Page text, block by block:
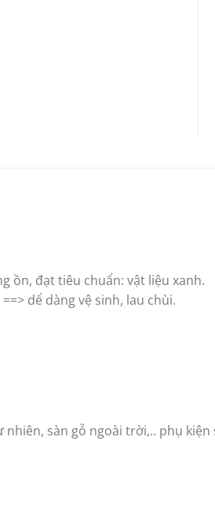
ồn, đạt tiêu chuẩn: vật liệu xanh.
dể dàng vệ sinh, lau chùi.
sàn gỗ ngoài trời,.. phụ